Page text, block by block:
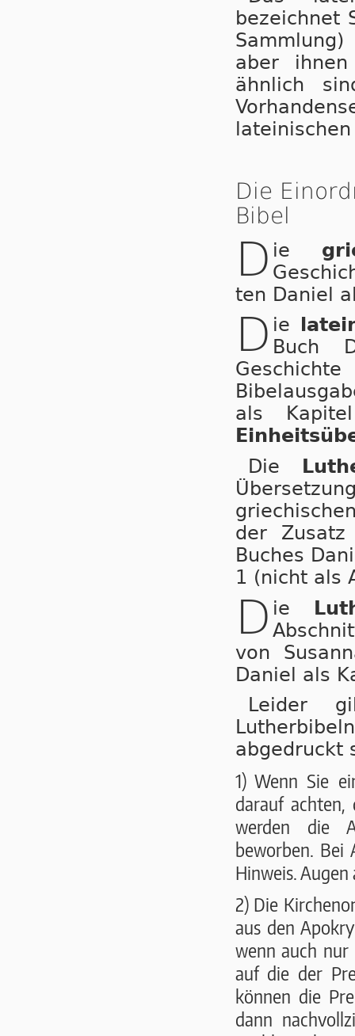
bezeichnet
aber
ähnlich
Die
Bibel
D ie
ten Daniel
D ie
Buch
als
Die
der
Buches
1 (nicht als
D ie
von
Daniel als
Leider
abgedruckt
1) Wenn Sie
darauf achten,
wer­den die
beworben. Bei
Hinweis.
2) Die
aus den
wenn auch nur
auf die der
können die
dann